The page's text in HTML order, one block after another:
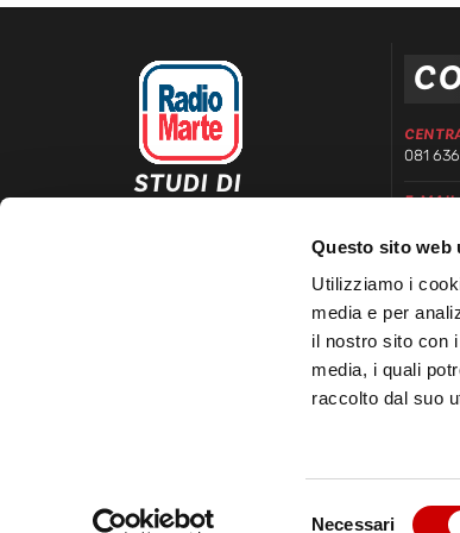
Questo sito web
Utilizziamo i
media e per
il nostro sito con
media, i quali
raccolto dal suo
Necessari
STUDI DI
Via Comunale Tavernola, 166/b
081
E-MAIL
339
LINEA
© 2025 Radio Marte S.r.l | P.IVA 03481150633 –